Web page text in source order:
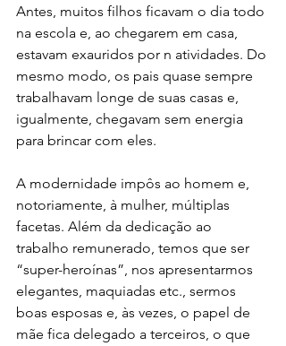
Antes, muitos filhos ficavam o dia todo
na escola e, ao chegarem em casa,
estavam exauridos por n atividades. Do
mesmo modo, os pais quase sempre
trabalhavam longe de suas casas e,
igualmente, chegavam sem energia
para brincar com eles.
A modernidade impôs ao homem e,
notoriamente, à mulher, múltiplas
facetas. Além da dedicação ao
trabalho remunerado, temos que ser
“super-heroínas”, nos apresentarmos
elegantes, maquiadas etc., sermos
boas esposas e, às vezes, o papel de
mãe fica delegado a terceiros, o que